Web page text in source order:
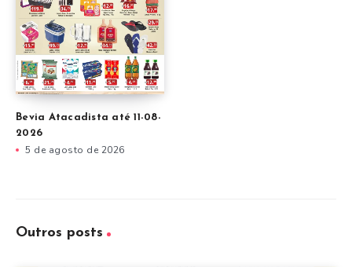
Bevia Atacadista até 11-08-
2026
5 de agosto de 2026
Outros posts